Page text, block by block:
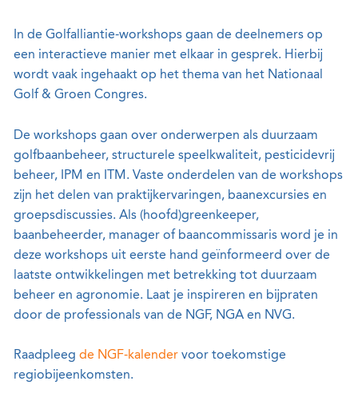
In de Golfalliantie-workshops gaan de deelnemers op
een interactieve manier met elkaar in gesprek. Hierbij
wordt vaak ingehaakt op het thema van het Nationaal
Golf & Groen Congres.
De workshops gaan over onderwerpen als duurzaam
golfbaanbeheer, structurele speelkwaliteit, pesticidevrij
beheer, IPM en ITM. Vaste onderdelen van de workshops
zijn het delen van praktijkervaringen, baanexcursies en
groepsdiscussies. Als (hoofd)greenkeeper,
baanbeheerder, manager of baancommissaris word je in
deze workshops uit eerste hand geïnformeerd over de
laatste ontwikkelingen met betrekking tot duurzaam
beheer en agronomie. Laat je inspireren en bijpraten
door de professionals van de NGF, NGA en NVG.
Raadpleeg de NGF-kalender voor toekomstige
regiobijeenkomsten.